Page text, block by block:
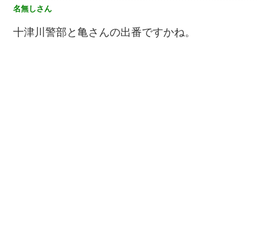
名無しさん
十津川警部と亀さんの出番ですかね。